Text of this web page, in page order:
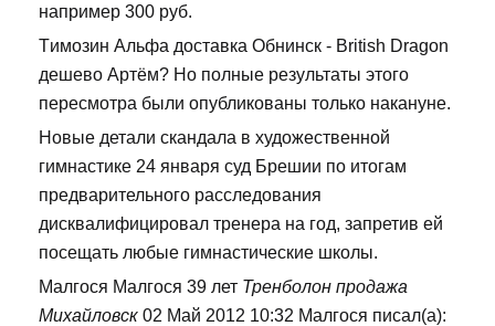
например 300 руб.
Tимозин Альфа доставка Обнинск - British Dragon
дешево Артём? Но полные результаты этого
пересмотра были опубликованы только накануне.
Новые детали скандала в художественной
гимнастике 24 января суд Брешии по итогам
предварительного расследования
дисквалифицировал тренера на год, запретив ей
посещать любые гимнастические школы.
Малгося Малгося 39 лет Тренболон продажа
Михайловск 02 Май 2012 10:32 Малгося писал(а):